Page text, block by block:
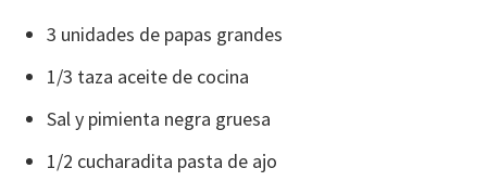
3 unidades de papas grandes
1/3 taza aceite de cocina
Sal y pimienta negra gruesa
1/2 cucharadita pasta de ajo